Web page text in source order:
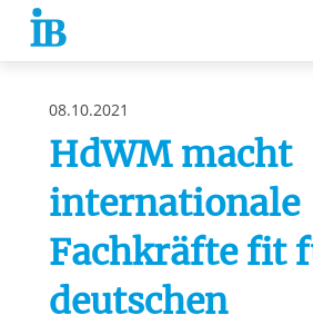
Springe zum Inhalt
08.10.2021
HdWM macht
internationale
Fachkräfte fit
deutschen